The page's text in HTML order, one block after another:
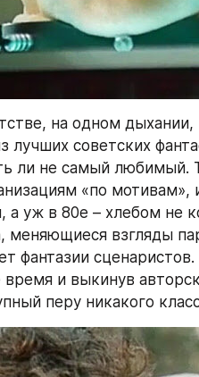
на одном
лучших советских
ли не самый любимый.
«по мотивам»,
а уж в 80е – хлебом не
меняющиеся взгляды
фантазии
и выкинув
перу никакого